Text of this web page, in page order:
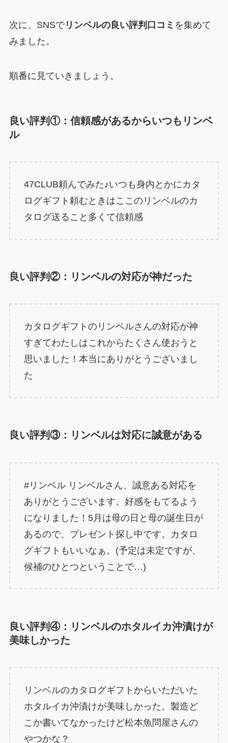
次に、SNSでリンベルの良い評判口コミ を集めて
みました。
順番に見ていきましょう。
良い評判①：信頼感があるからいつもリンベ
ル
47CLUB頼んでみた♪いつも身内とかにカタ
ログギフト頼むときはここのリンベルのカ
タログ送ること多くて信頼感
良い評判②：リンベルの対応が神だった
カタログギフトのリンベルさんの対応が神
すぎてわたしはこれからたくさん使おうと
思いました！本当にありがとうございまし
た
良い評判③：リンベルは対応に誠意がある
#リンベル リンベルさん、誠意ある対応を
ありがとうございます。好感をもてるよう
になりました！5月は母の日と母の誕生日が
あるので、プレゼント探し中です。カタロ
グギフトもいいなぁ。(予定は未定ですが、
候補のひとつということで…)
良い評判④：リンベルのホタルイカ沖漬けが
美味しかった
リンベルのカタログギフトからいただいた
ホタルイカ沖漬けが美味しかった。製造ど
こか書いてなかったけど松本魚問屋さんの
やつかな？